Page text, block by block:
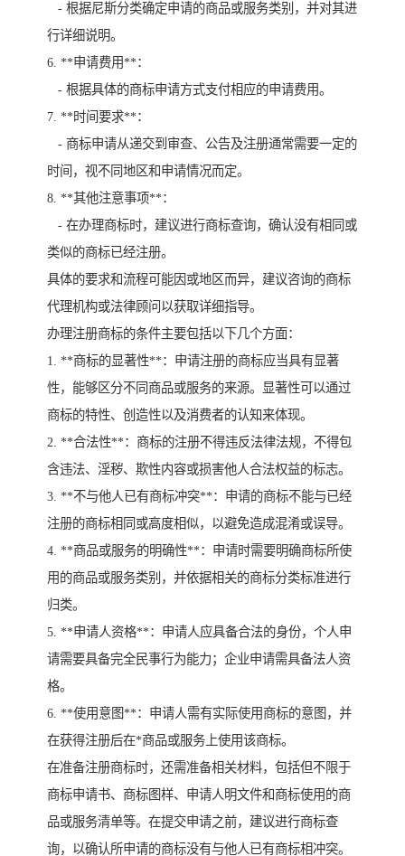
- 根据尼斯分类确定申请的商品或服务类别，并对其进
行详细说明。
6. **申请费用**：
- 根据具体的商标申请方式支付相应的申请费用。
7. **时间要求**：
- 商标申请从递交到审查、公告及注册通常需要一定的
时间，视不同地区和申请情况而定。
8. **其他注意事项**：
- 在办理商标时，建议进行商标查询，确认没有相同或
类似的商标已经注册。
具体的要求和流程可能因或地区而异，建议咨询的商标
代理机构或法律顾问以获取详细指导。
办理注册商标的条件主要包括以下几个方面：
1. **商标的显著性**：申请注册的商标应当具有显著
性，能够区分不同商品或服务的来源。显著性可以通过
商标的特性、创造性以及消费者的认知来体现。
2. **合法性**：商标的注册不得违反法律法规，不得包
含违法、淫秽、欺性内容或损害他人合法权益的标志。
3. **不与他人已有商标冲突**：申请的商标不能与已经
注册的商标相同或高度相似，以避免造成混淆或误导。
4. **商品或服务的明确性**：申请时需要明确商标所使
用的商品或服务类别，并依据相关的商标分类标准进行
归类。
5. **申请人资格**：申请人应具备合法的身份，个人申
请需要具备完全民事行为能力；企业申请需具备法人资
格。
6. **使用意图**：申请人需有实际使用商标的意图，并
在获得注册后在*商品或服务上使用该商标。
在准备注册商标时，还需准备相关材料，包括但不限于
商标申请书、商标图样、申请人明文件和商标使用的商
品或服务清单等。在提交申请之前，建议进行商标查
询，以确认所申请的商标没有与他人已有商标相冲突。